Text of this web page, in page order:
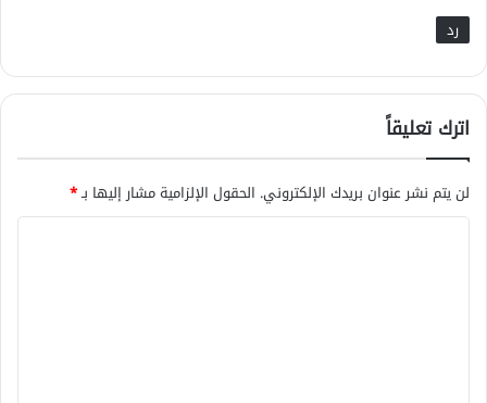
رد
اترك تعليقاً
لن يتم نشر عنوان بريدك الإلكتروني. الحقول الإلزامية مشار إليها بـ*